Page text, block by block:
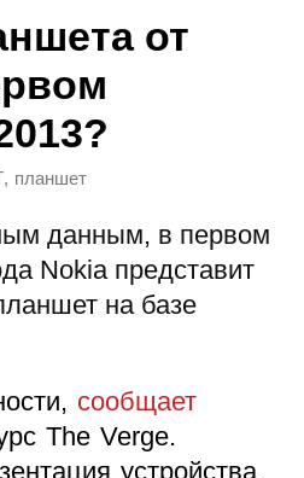
от
, планшет
данным, в первом
Nokia представит
на базе
сообщает
The Verge.
устройства